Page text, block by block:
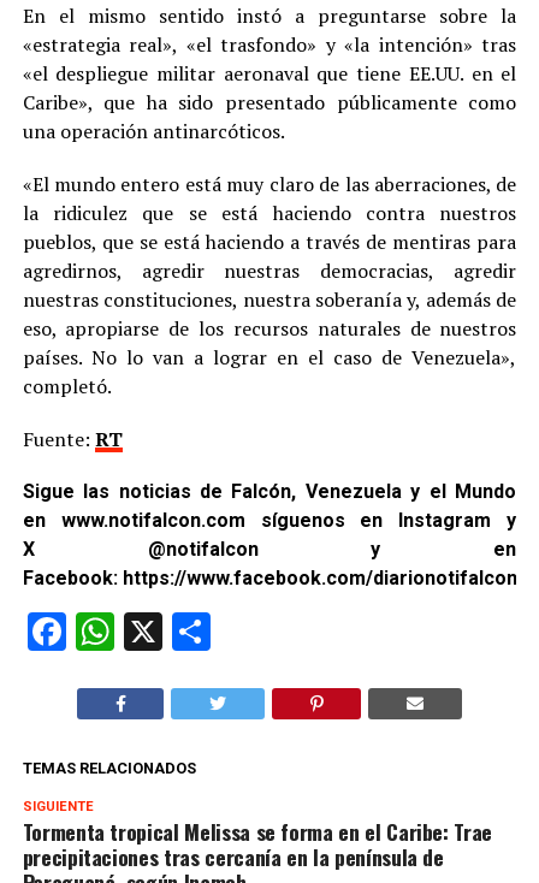
En el mismo sentido instó a preguntarse sobre la
«estrategia real», «el trasfondo» y «la intención» tras
«el despliegue militar aeronaval que tiene EE.UU. en el
Caribe», que ha sido presentado públicamente como
una operación antinarcóticos.
«El mundo entero está muy claro de las aberraciones, de
la ridiculez que se está haciendo contra nuestros
pueblos, que se está haciendo a través de mentiras para
agredirnos, agredir nuestras democracias, agredir
nuestras constituciones, nuestra soberanía y, además de
eso, apropiarse de los recursos naturales de nuestros
países. No lo van a lograr en el caso de Venezuela»,
completó.
Fuente: RT
Sigue las noticias de Falcón, Venezuela y el Mundo
en www.notifalcon.com síguenos en Instagram y
X @notifalcony en
Facebook: https://www.facebook.com/diarionotifalcon2/
Facebook
WhatsApp
X Compartir
TEMAS RELACIONADOS
SIGUIENTE
Tormenta tropical Melissa se forma en el Caribe: Trae
precipitaciones tras cercanía en la península de